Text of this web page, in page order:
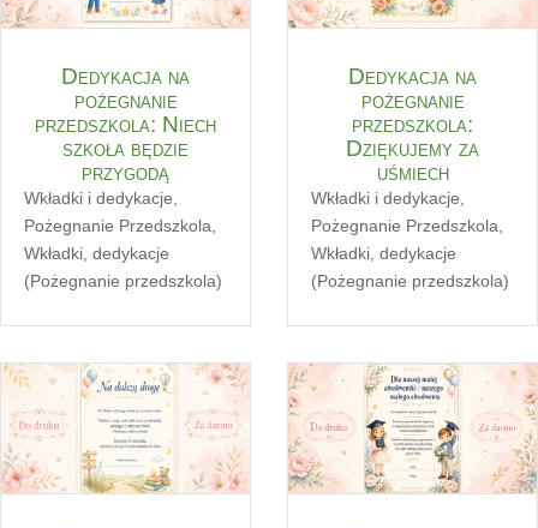
Dedykacja na
pożegnanie
przedszkola: Niech
szkoła będzie
przygodą
Wkładki i dedykacje
Pożegnanie Przedszkola
Wkładki, dedykacje
(Pożegnanie przedszkola)
Dedykacja na
pożegnanie
przedszkola:
Dziękujemy za
uśmiech
Wkładki i dedykacje
Pożegnanie Przedszkola
Wkładki, dedykacje
(Pożegnanie przedszkola)